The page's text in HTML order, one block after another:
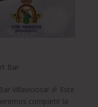
Bar
Villaviciosa! 🎉 Este
compartir la